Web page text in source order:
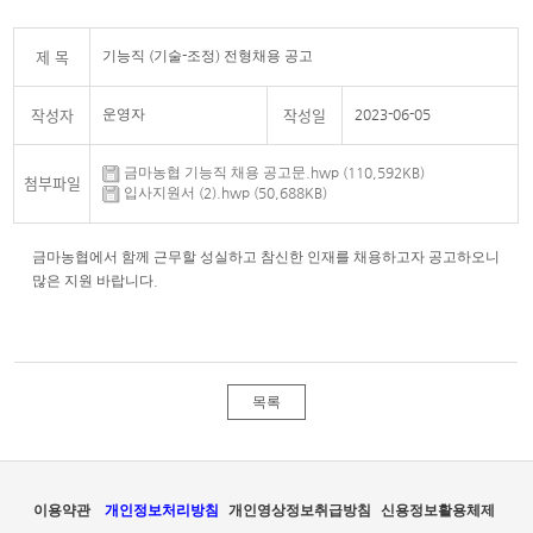
제 목 기능직 (기술-조정) 전형채용 공고
작성자 운영자 작성일 2023-06-05
첨부파일
금마농협 기능직 채용 공고문.hwp (110,592KB)
입사지원서 (2).hwp (50,688KB)
금마농협에서 함께 근무할 성실하고 참신한 인재를 채용하고자 공고하오니
많은 지원 바랍니다.
목록
이용약관 개인정보처리방침 개인영상정보취급방침 신용정보활용체제